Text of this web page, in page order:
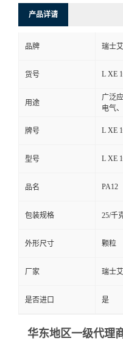
产品详请
品牌 瑞士
货号 L XE
用途
广泛
电气
牌号 L XE
型号 L XE
品名 PA12
包装规格 25/千
外形尺寸 颗粒
厂家 瑞士
是否进口 是
华东地区一级代理